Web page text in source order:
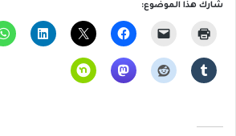
شارك هذا الموضوع: